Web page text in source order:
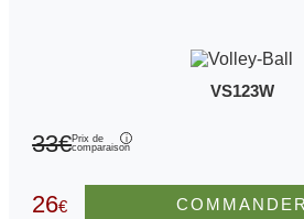
VS123W
33€Prix de
comparaison
26€ COMMANDER